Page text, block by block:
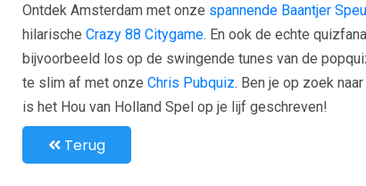
Ontdek Amsterdam met onze spannende Baantjer
hilarische Crazy 88 Citygame. En ook de echte
bijvoorbeeld los op de swingende tunes van de
te slim af met onze Chris Pubquiz. Ben je op zoek
is het Hou van Holland Spel op je lijf geschreven!
Terug